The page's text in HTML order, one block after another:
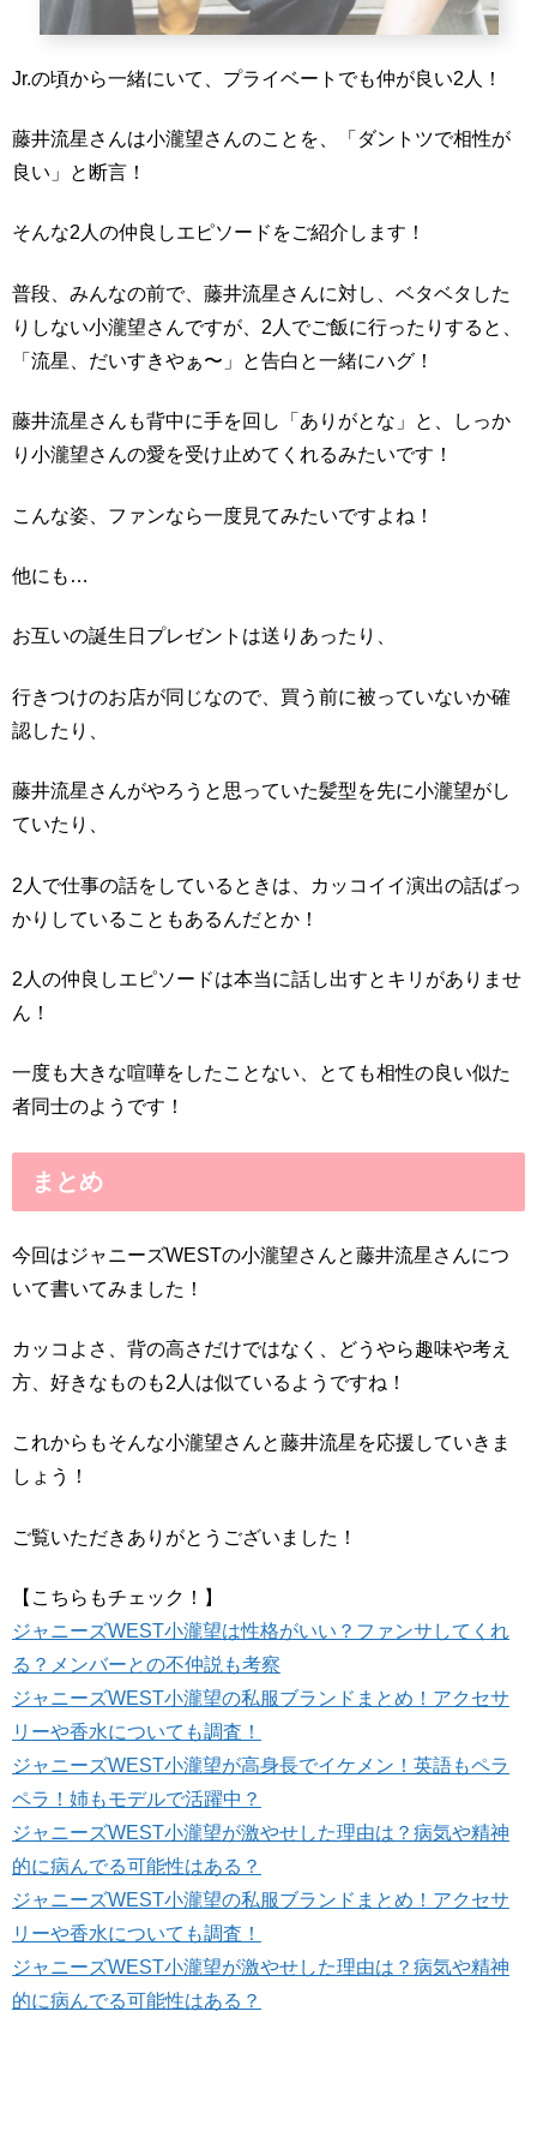
Jr.の頃から一緒にいて、プライベートでも仲が良い2人！
藤井流星さんは小瀧望さんのことを、「ダントツで相性が
良い」と断言！
そんな2人の仲良しエピソードをご紹介します！
普段、みんなの前で、藤井流星さんに対し、ベタベタした
りしない小瀧望さんですが、2人でご飯に行ったりすると、
「流星、だいすきやぁ〜」と告白と一緒にハグ！
藤井流星さんも背中に手を回し「ありがとな」と、しっか
り小瀧望さんの愛を受け止めてくれるみたいです！
こんな姿、ファンなら一度見てみたいですよね！
他にも…
お互いの誕生日プレゼントは送りあったり、
行きつけのお店が同じなので、買う前に被っていないか確
認したり、
藤井流星さんがやろうと思っていた髪型を先に小瀧望がし
ていたり、
2人で仕事の話をしているときは、カッコイイ演出の話ばっ
かりしていることもあるんだとか！
2人の仲良しエピソードは本当に話し出すとキリがありませ
ん！
一度も大きな喧嘩をしたことない、とても相性の良い似た
者同士のようです！
まとめ
今回はジャニーズWESTの小瀧望さんと藤井流星さんにつ
いて書いてみました！
カッコよさ、背の高さだけではなく、どうやら趣味や考え
方、好きなものも2人は似ているようですね！
これからもそんな小瀧望さんと藤井流星を応援していきま
しょう！
ご覧いただきありがとうございました！
【こちらもチェック！】
ジャニーズWEST小瀧望は性格がいい？ファンサしてくれ
る？メンバーとの不仲説も考察
ジャニーズWEST小瀧望の私服ブランドまとめ！アクセサ
リーや香水についても調査！
ジャニーズWEST小瀧望が高身長でイケメン！英語もペラ
ペラ！姉もモデルで活躍中？
ジャニーズWEST小瀧望が激やせした理由は？病気や精神
的に病んでる可能性はある？
ジャニーズWEST小瀧望の私服ブランドまとめ！アクセサ
リーや香水についても調査！
ジャニーズWEST小瀧望が激やせした理由は？病気や精神
的に病んでる可能性はある？